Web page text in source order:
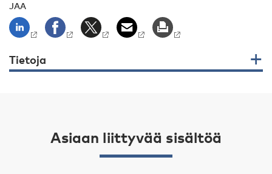
JAA
Tietoja
Asiaan liittyvää sisältöä